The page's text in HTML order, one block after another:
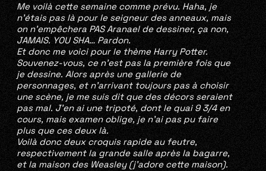
Me voilà cette semaine comme prévu. Haha, je
n’étais pas là pour le seigneur des anneaux, mais
on n’empêchera PAS Aranael de dessiner, ça non,
JAMAIS. YOU SHA… Pardon.
Et donc me voici pour le thème Harry Potter.
Souvenez-vous, ce n’est pas la première fois que
je dessine. Alors après une gallerie de
personnages, et n’arrivant toujours pas à choisir
une scène, je me suis dit que des décors seraient
pas mal. J’en ai une tripoté, dont le quai 9 3/4 en
cours, mais examen oblige, je n’ai pas pu faire
plus que ces deux là.
Voilà donc deux croquis rapide au feutre,
respectivement la grande salle après la bagarre,
et la maison des Weasley (j’adore cette maison).